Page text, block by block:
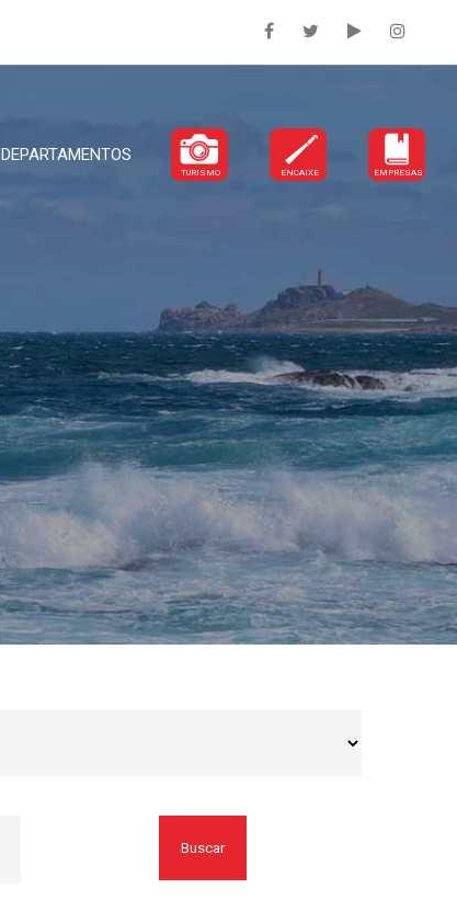
DEPARTAMENTOS
TURISMO ENCAIXE EMPRESAS
Buscar